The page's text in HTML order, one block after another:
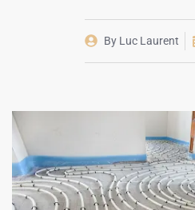
ByLuc Laurent